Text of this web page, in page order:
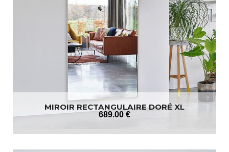
MIROIR RECTANGULAIRE DORÉ XL
689.00 €